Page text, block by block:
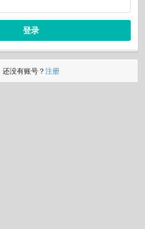
登录
还没有账号？注册